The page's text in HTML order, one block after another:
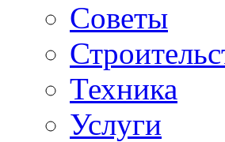
Советы
Техника
Услуги